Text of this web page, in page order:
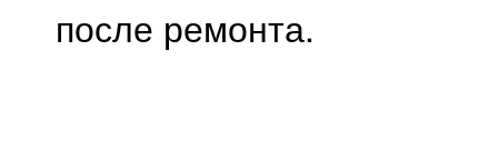
после ремонта.